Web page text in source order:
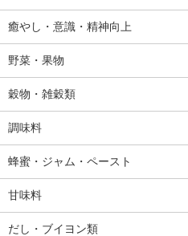
癒やし・意識・精神向上
野菜・果物
穀物・雑穀類
調味料
蜂蜜・ジャム・ペースト
甘味料
だし・ブイヨン類